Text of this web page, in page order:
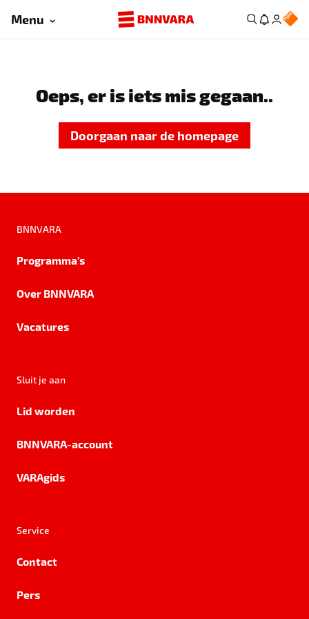
Menu
Oeps, er is iets mis gegaan..
Doorgaan naar de homepage
BNNVARA
Programma's
Over BNNVARA
Vacatures
Sluit je aan
Lid worden
BNNVARA-account
VARAgids
Service
Contact
Pers